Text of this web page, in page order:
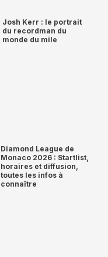
Josh Kerr : le portrait
du recordman du
monde du mile
Diamond League de
Monaco 2026 : Startlist,
horaires et diffusion,
toutes les infos à
connaître